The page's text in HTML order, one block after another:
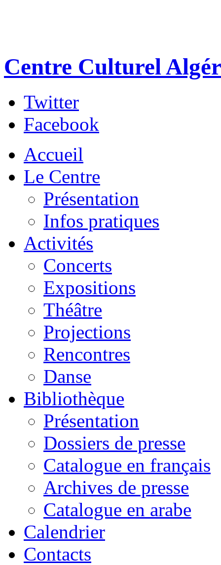
Centre Culturel
Twitter
Facebook
Accueil
Le Centre
Présentation
Infos pratiques
Activités
Concerts
Expositions
Théâtre
Projections
Rencontres
Danse
Bibliothèque
Présentation
Dossiers de presse
Catalogue en français
Archives de presse
Catalogue en arabe
Calendrier
Contacts